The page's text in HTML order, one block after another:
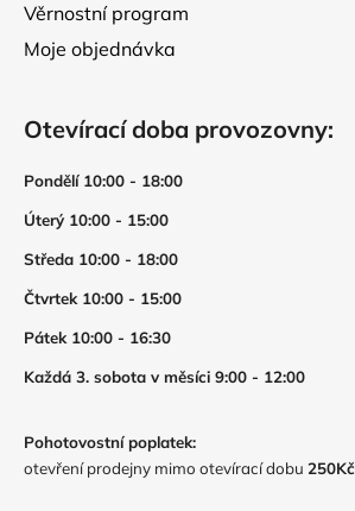
Věrnostní program
Moje objednávka
Otevírací doba provozovny:
Pondělí 10:00 - 18:00
Úterý 10:00 - 15:00
Středa 10:00 - 18:00
Čtvrtek 10:00 - 15:00
Pátek 10:00 - 16:30
Každá 3. sobota v měsíci 9:00 - 12:00
Pohotovostní poplatek:
otevření prodejny mimo otevírací dobu 250Kč